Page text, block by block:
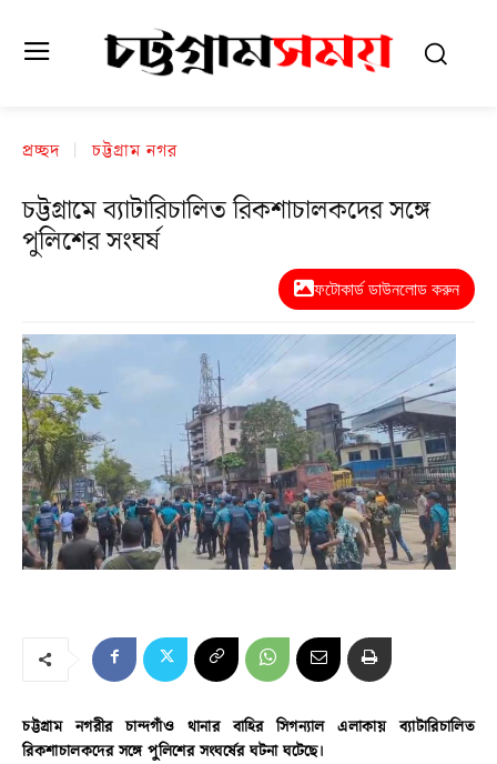
প্রচ্ছদ চট্টগ্রাম নগর
চট্টগ্রামে ব্যাটারিচালিত রিকশাচালকদের সঙ্গে
পুলিশের সংঘর্ষ
ফটোকার্ড ডাউনলোড করুন
চট্টগ্রাম নগরীর চান্দগাঁও থানার বাহির সিগন্যাল এলাকায় ব্যাটারিচালিত
রিকশাচালকদের সঙ্গে পুলিশের সংঘর্ষের ঘটনা ঘটেছে।